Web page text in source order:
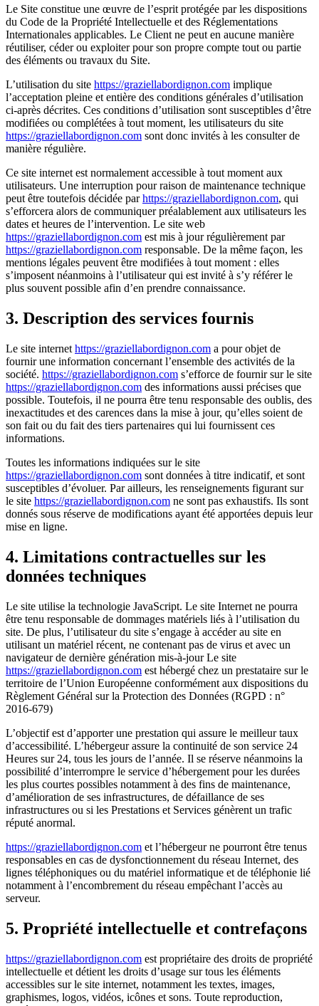
Le Site constitue une œuvre de l’esprit protégée par les dispositions
du Code de la Propriété Intellectuelle et des Réglementations
Internationales applicables. Le Client ne peut en aucune manière
réutiliser, céder ou exploiter pour son propre compte tout ou partie
des éléments ou travaux du Site.
L’utilisation du site https://graziellabordignon.com implique
l’acceptation pleine et entière des conditions générales d’utilisation
ci-après décrites. Ces conditions d’utilisation sont susceptibles d’être
modifiées ou complétées à tout moment, les utilisateurs du site
https://graziellabordignon.com sont donc invités à les consulter de
manière régulière.
Ce site internet est normalement accessible à tout moment aux
utilisateurs. Une interruption pour raison de maintenance technique
peut être toutefois décidée parhttps://graziellabordignon.com, qui
s’efforcera alors de communiquer préalablement aux utilisateurs les
dates et heures de l’intervention. Le site web
https://graziellabordignon.com est mis à jour régulièrement par
https://graziellabordignon.com responsable. De la même façon, les
mentions légales peuvent être modifiées à tout moment : elles
s’imposent néanmoins à l’utilisateur qui est invité à s’y référer le
plus souvent possible afin d’en prendre connaissance.
3. Description des services fournis
Le site internet https://graziellabordignon.com a pour objet de
fournir une information concernant l’ensemble des activités de la
société. https://graziellabordignon.com s’efforce de fournir sur le site
https://graziellabordignon.com des informations aussi précises que
possible. Toutefois, il ne pourra être tenu responsable des oublis, des
inexactitudes et des carences dans la mise à jour, qu’elles soient de
son fait ou du fait des tiers partenaires qui lui fournissent ces
informations.
Toutes les informations indiquées sur le site
https://graziellabordignon.com sont données à titre indicatif, et sont
susceptibles d’évoluer. Par ailleurs, les renseignements figurant sur
le site https://graziellabordignon.com ne sont pas exhaustifs. Ils sont
donnés sous réserve de modifications ayant été apportées depuis leur
mise en ligne.
4. Limitations contractuelles sur les
données techniques
Le site utilise la technologie JavaScript. Le site Internet ne pourra
être tenu responsable de dommages matériels liés à l’utilisation du
site. De plus, l’utilisateur du site s’engage à accéder au site en
utilisant un matériel récent, ne contenant pas de virus et avec un
navigateur de dernière génération mis-à-jour Le site
https://graziellabordignon.com est hébergé chez un prestataire sur le
territoire de l’Union Européenne conformément aux dispositions du
Règlement Général sur la Protection des Données (RGPD : n°
2016-679)
L’objectif est d’apporter une prestation qui assure le meilleur taux
d’accessibilité. L’hébergeur assure la continuité de son service 24
Heures sur 24, tous les jours de l’année. Il se réserve néanmoins la
possibilité d’interrompre le service d’hébergement pour les durées
les plus courtes possibles notamment à des fins de maintenance,
d’amélioration de ses infrastructures, de défaillance de ses
infrastructures ou si les Prestations et Services génèrent un trafic
réputé anormal.
https://graziellabordignon.com et l’hébergeur ne pourront être tenus
responsables en cas de dysfonctionnement du réseau Internet, des
lignes téléphoniques ou du matériel informatique et de téléphonie lié
notamment à l’encombrement du réseau empêchant l’accès au
serveur.
5. Propriété intellectuelle et contrefaçons
https://graziellabordignon.com est propriétaire des droits de propriété
intellectuelle et détient les droits d’usage sur tous les éléments
accessibles sur le site internet, notamment les textes, images,
graphismes, logos, vidéos, icônes et sons. Toute reproduction,